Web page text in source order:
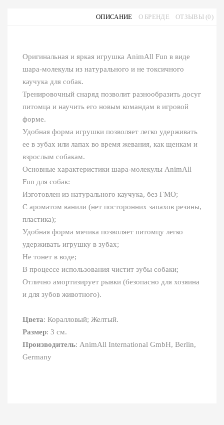
ОПИСАНИЕ О БРЕНДЕ ОТЗЫВЫ (0)
Оригинальная и яркая игрушка AnimAll Fun в виде
шара-молекулы из натурального и не токсичного
каучука для собак.
Тренировочный снаряд позволит разнообразить досуг
питомца и научить его новым командам в игровой
форме.
Удобная форма игрушки позволяет легко удерживать
ее в зубах или лапах во время жевания, как щенкам и
взрослым собакам.
Основные характеристики шара-молекулы AnimAll
Fun для собак:
Изготовлен из натурального каучука, без ГМО;
С ароматом ванили (нет посторонних запахов резины,
пластика);
Удобная форма мячика позволяет питомцу легко
удерживать игрушку в зубах;
Не тонет в воде;
В процессе использования чистит зубы собаки;
Отлично амортизирует рывки (безопасно для хозяина
и для зубов животного).
Цвета: Коралловый; Желтый.
Размер: 3 см.
Производитель: AnimAll International GmbH, Berlin,
Germany